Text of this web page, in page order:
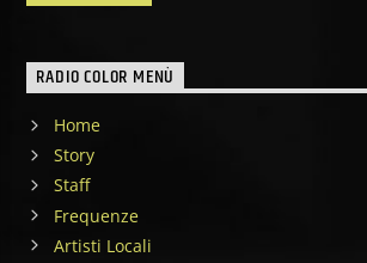
RADIO COLOR MENÙ
Home
Story
Staff
Frequenze
Artisti Locali